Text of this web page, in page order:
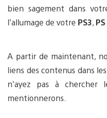
bien sagement dans
l’allumage de votre PS3,
A partir de maintenant,
liens des contenus dans
n’ayez pas à chercher
mentionnerons.